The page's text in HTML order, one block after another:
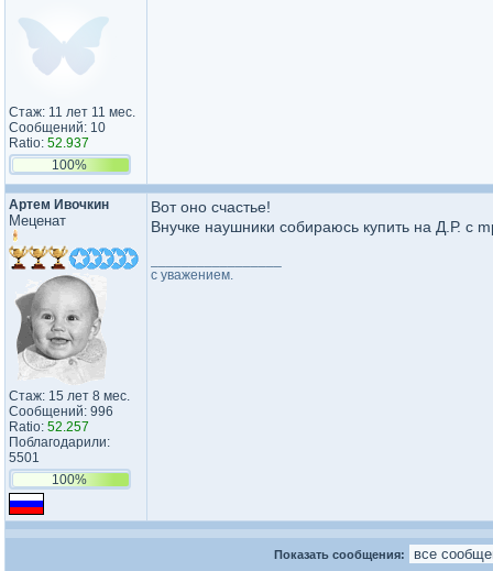
Стаж: 11 лет 11 мес.
Сообщений: 10
Ratio: 52.937
100%
Артем Ивочкин
Меценат
Стаж: 15 лет 8 мес.
Сообщений: 996
Ratio: 52.257
Поблагодарили:
5501
100%
Вот оно счастье!
Внучке наушники собираюсь купить на Д.Р. с
с уважением.
Показать сообщения: